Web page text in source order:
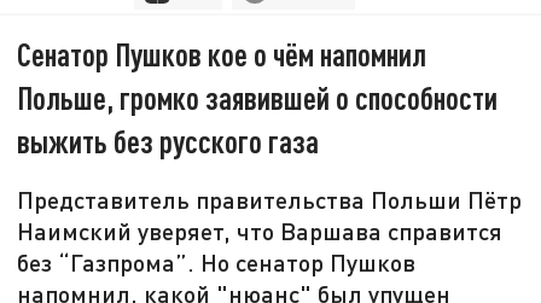
Сенатор Пушков кое о чём напомнил
Польше, громко заявившей о способности
выжить без русского газа
Представитель правительства Польши Пётр
Наимский уверяет, что Варшава справится
без “Газпрома”. Но сенатор Пушков
напомнил, какой "нюанс" был упущен